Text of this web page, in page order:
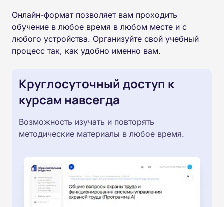
Онлайн-формат позволяет вам проходить
обучение в любое время в любом месте и с
любого устройства. Организуйте свой учебный
процесс так, как удобно именно вам.
Круглосуточный доступ к
курсам навсегда
Возможность изучать и повторять
методические материалы в любое время.